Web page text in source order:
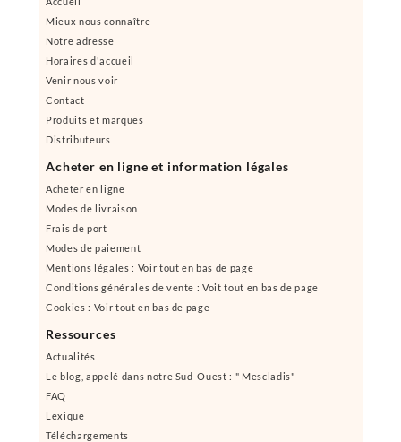
Mieux nous connaître
Notre adresse
Horaires d'accueil
Venir nous voir
Contact
Produits et marques
Distributeurs
Acheter en ligne et information légales
Acheter en ligne
Modes de livraison
Frais de port
Modes de paiement
Mentions légales : Voir tout en bas de page
Conditions générales de vente : Voit tout en bas de page
Cookies : Voir tout en bas de page
Ressources
Actualités
Le blog, appelé dans notre Sud-Ouest : " Mescladis"
FAQ
Lexique
Téléchargements